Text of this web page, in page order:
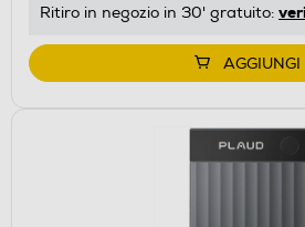
Ritiro in negozio in 30' gratuito:
AGGIUNGI